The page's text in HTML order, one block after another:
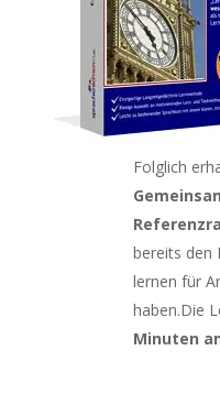
Folglich
bereits den
lernen für
haben.Die
Minuten